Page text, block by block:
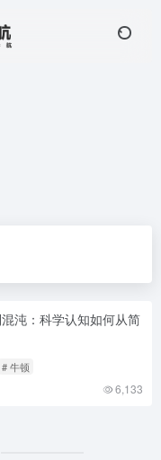
沌：科学认知如何从简
# 牛顿
6,133